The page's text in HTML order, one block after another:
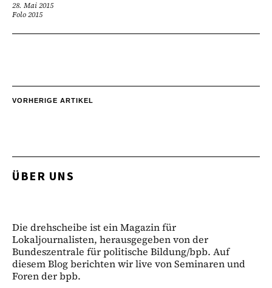
28. Mai 2015
Folo 2015
VORHERIGE ARTIKEL
ÜBER UNS
Die drehscheibe ist ein Magazin für
Lokaljournalisten, herausgegeben von der
Bundeszentrale für politische Bildung/bpb. Auf
diesem Blog berichten wir live von Seminaren und
Foren der bpb.